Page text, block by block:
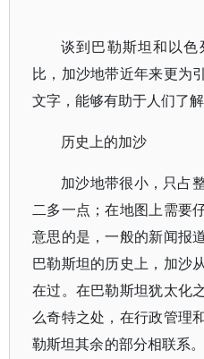
谈到巴勒斯坦和以
比，加沙地带近年来更为
文字，能够有助于人们了
历史上的加沙
加沙地带很小，只占
二多一点；在地图上需要
意思的是，一般的新闻报
巴勒斯坦的历史上，加沙
在过。在巴勒斯坦犹太化
么奇特之处，在行政管理
勒斯坦其余的部分相联系